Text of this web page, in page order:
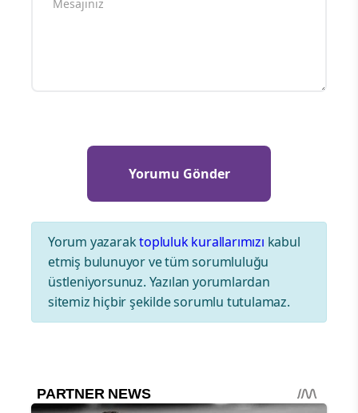
Yorum yazaraktopluluk kurallarımızı kabul
etmiş bulunuyor ve tüm sorumluluğu
üstleniyorsunuz. Yazılan yorumlardan
sitemiz hiçbir şekilde sorumlu tutulamaz.